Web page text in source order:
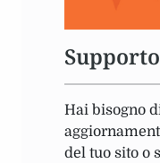
Hai bisogno
del tuo sito o